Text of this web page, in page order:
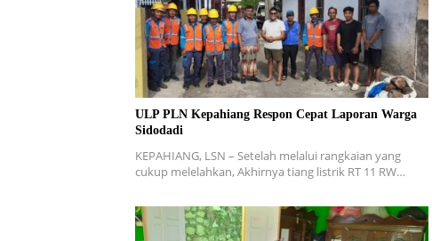
ULP PLN Kepahiang Respon Cepat Laporan Warga
Sidodadi
KEPAHIANG, LSN – Setelah melalui rangkaian yang
cukup melelahkan, Akhirnya tiang listrik RT 11 RW…